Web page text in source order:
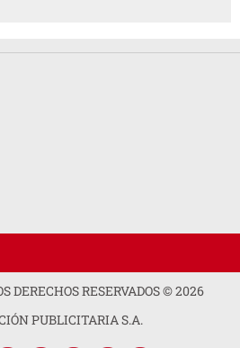
DERECHOS RESERVADOS ©2026
PUBLICITARIA S.A.